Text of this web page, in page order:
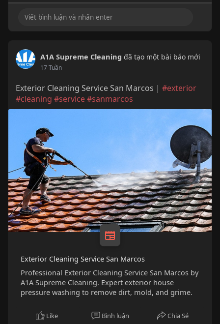
A1A Supreme Cleaning đã tạo một bài báo mới
17 Tuần
Exterior Cleaning Service San Marcos | #exterior
#cleaning #service#sanmarcos
Exterior Cleaning Service San Marcos
Professional Exterior Cleaning Service San Marcos by
A1A Supreme Cleaning. Expert exterior house
pressure washing to remove dirt, mold, and grime.
Like Bình luận Chia Sẻ